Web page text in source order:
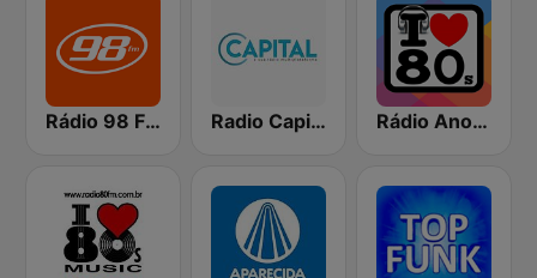
Rádio 98 FM Curitiba Radio Capital Rádio Anos 80